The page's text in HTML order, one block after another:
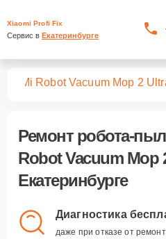
Xiaomi Profi Fix
Сервис в Екатеринбурге
Mi Robot Vacuum Mop 2
Ремонт робота-
Robot Vacuum Mop
Екатеринбурге
Диагностика
даже при отказе от